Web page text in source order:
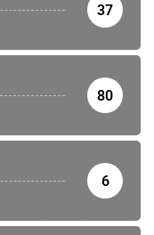
37
80
6